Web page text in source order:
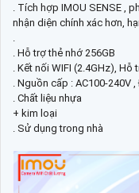
. Tích hợp IMOU SENSE ,
nhận diện chính xác hơn,
.
. Hỗ trợ thẻ nhớ 256GB
. Kết nối WIFI (2.4GHz), Hỗ
. Nguồn cấp : AC100-240V
. Chất liệu nhựa
+ kim loại
. Sử dụng trong nhà